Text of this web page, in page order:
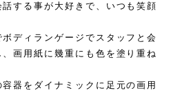
する事が大好きで、いつも笑顔
ディランゲージでスタッフと会
画用紙に幾重にも色を塗り重ね
器をダイナミックに足元の画用